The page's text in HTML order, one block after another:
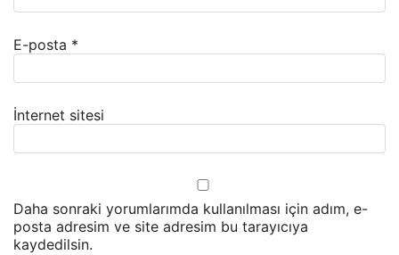
E-posta *
İnternet sitesi
Daha sonraki yorumlarımda kullanılması için adım, e-
posta adresim ve site adresim bu tarayıcıya
kaydedilsin.